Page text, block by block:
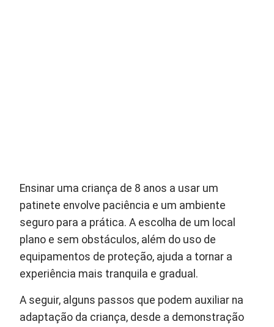
Ensinar uma criança de 8 anos a usar um
patinete envolve paciência e um ambiente
seguro para a prática. A escolha de um local
plano e sem obstáculos, além do uso de
equipamentos de proteção, ajuda a tornar a
experiência mais tranquila e gradual.
A seguir, alguns passos que podem auxiliar na
adaptação da criança, desde a demonstração